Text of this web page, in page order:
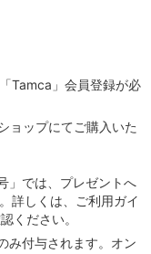
Tamca」会員登録が必
ョップにてご購⼊いた
」では、プレゼントへ
詳しくは、ご利⽤ガイ
ください。
み付与されます。オン